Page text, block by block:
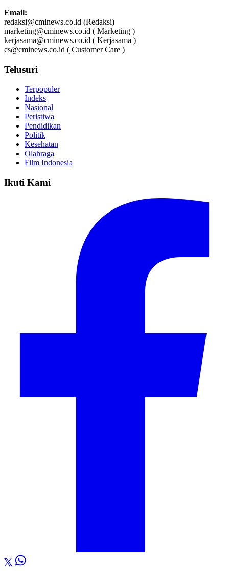
Email:
redaksi@cminews.co.id (Redaksi)
marketing@cminews.co.id ( Marketing )
kerjasama@cminews.co.id ( Kerjasama )
cs@cminews.co.id ( Customer Care )
Telusuri
Terpopuler
Indeks
Nasional
Peristiwa
Pendidikan
Politik
Kesehatan
Olahraga
Film Indonesia
Ikuti Kami